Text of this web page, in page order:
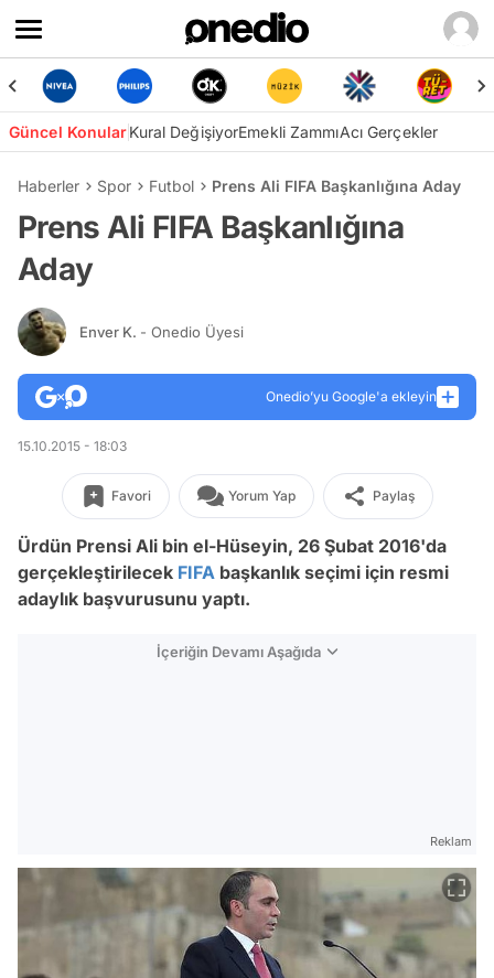
Güncel KonularKural DeğişiyorEmekli ZammıAcı Gerçekler
Haberler Spor Futbol Prens Ali FIFA Başkanlığına Aday
Prens Ali FIFA Başkanlığına
Aday
Enver K. - Onedio Üyesi
Onedio’yu Google'a ekleyin
15.10.2015 - 18:03
Favori Yorum Yap Paylaş
Ürdün Prensi Ali bin el-Hüseyin, 26 Şubat 2016'da
gerçekleştirilecek FIFA başkanlık seçimi için resmi
adaylık başvurusunu yaptı.
İçeriğin Devamı Aşağıda
Reklam